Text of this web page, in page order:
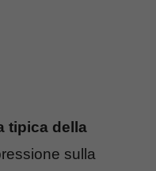
tipica della
sulla